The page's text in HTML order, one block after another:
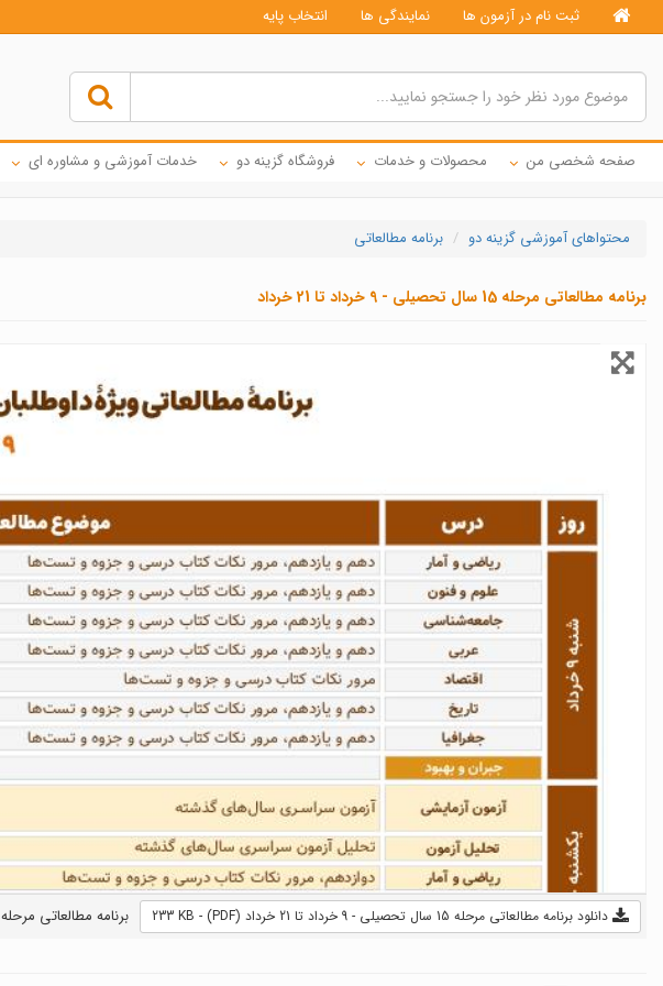
ثبت نام در آزمون ها نمایندگی ها انتخاب پایه
صفحه شخصی من محصولات و خدمات فروشگاه گزینه دو خدمات آموزشی و مشاوره ای
محتواهای آموزشی گزینه دو برنامه مطالعاتی
برنامه مطالعاتی مرحله 15 سال تحصیلی - 9 خرداد تا 21 خرداد
دانلود برنامه مطالعاتی مرحله 15 سال تحصیلی - 9 خرداد تا 21 خرداد (PDF) - 233 KB برنامه مطالعاتی مرحله 15 سال تحصیلی - 9 خرداد تا 21 خرداد (PDF)